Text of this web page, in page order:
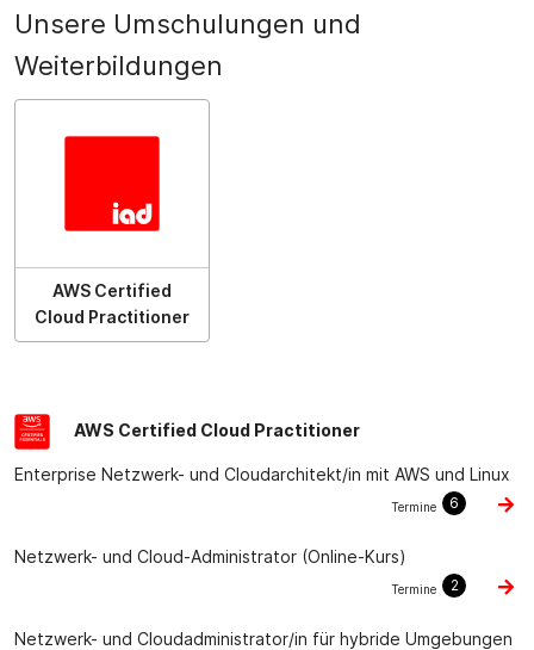
Unsere Umschulungen und
Weiterbildungen
AWS Certified
Cloud Practitioner
AWS Certified Cloud Practitioner
Enterprise Netzwerk- und Cloudarchitekt/in mit AWS und Linux
Termine 6
Netzwerk- und Cloud-Administrator (Online-Kurs)
Termine 2
Netzwerk- und Cloudadministrator/in für hybride Umgebungen